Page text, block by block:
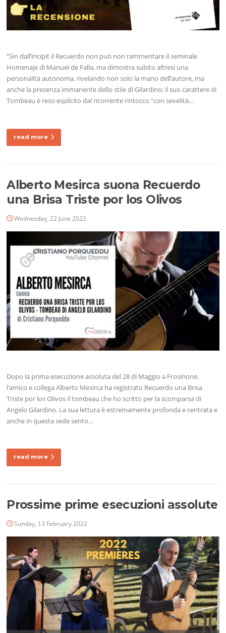
“Sin dall’incipit il Recuerdo non può non rammentare il seminale
Homenaje di Manuel de Falla, ma dimostra subito altresì una
personalità autonoma, rivelando non solo la mano dell’autore, ma
anche la presenza immanente dello stile di Gilardino; il suo carattere di
Tombeau è reso esplicito dal ricorrente rintocco “con sevelità…
read more
Alberto Mesirca suona Recuerdo
una Brisa Triste por los Olivos
Wednesday, 22 June 2022
Dopo la prima esecuzione assoluta del 28 di Maggio a Frosinone,
l’amico e collega Alberto Mesirca ha registrato Recuerdo una Brisa
Triste por los Olivos il tombeau che ho scritto per la scomparsa di
Angelo Gilardino. La sua lettura è estremamente profonda e centrata e
anche in questa sede sento…
read more
Prossime prime esecuzioni assolute
Sunday, 13 February 2022